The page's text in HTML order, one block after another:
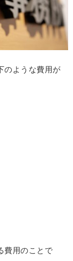
のような費用が
費用のことで